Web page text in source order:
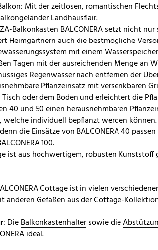
Mit der zeitlosen, romantischen
Landhausflair.
Balkonkasten BALCONERA setzt nicht
Heimgärtnern auch die bestmögliche
mit einem
Tagen mit der ausreichenden Menge an
Regenwasser nach entfernen der
Pflanzeinsatz mit versenkbaren
oder dem Boden und erleichtert die
40 und 50 einen herausnehmbaren
welche individuell bepflanzt werden
die Einsätze von BALCONERA 40
100.
ist aus hochwertigem, robusten
Cottage ist in vielen
anderen Gefäßen aus der Cottage-
: DieBalkonkastenhaltersowie die
ideal.